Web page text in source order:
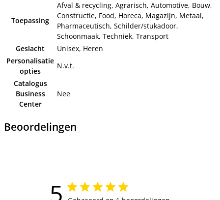
Toepassing
Afval & recycling, Agrarisch, Automotive, Bouw,
Constructie, Food, Horeca, Magazijn, Metaal,
Pharmaceutisch, Schilder/stukadoor,
Schoonmaak, Techniek, Transport
Geslacht
Unisex, Heren
Personalisatie
opties
N.v.t.
Catalogus
Business
Center
Nee
Beoordelingen
5